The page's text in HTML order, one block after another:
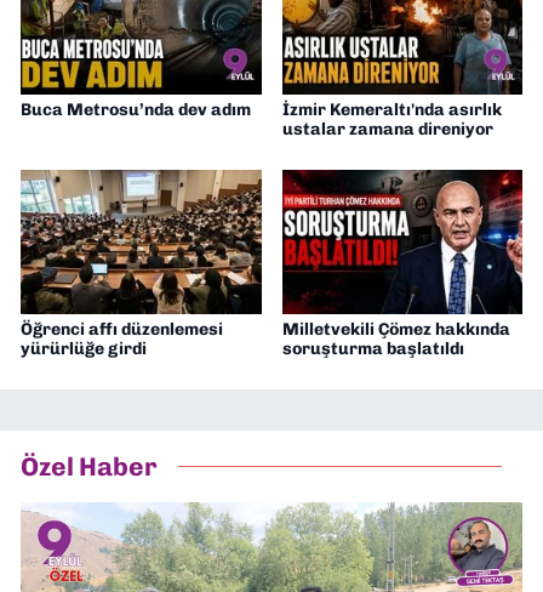
Buca Metrosu’nda dev adım
İzmir Kemeraltı'nda asırlık
ustalar zamana direniyor
Öğrenci affı düzenlemesi
yürürlüğe girdi
Milletvekili Çömez hakkında
soruşturma başlatıldı
Özel Haber